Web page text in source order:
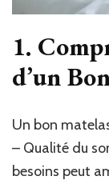
1.
d’un
Un bon
– Qualité du
besoins peut